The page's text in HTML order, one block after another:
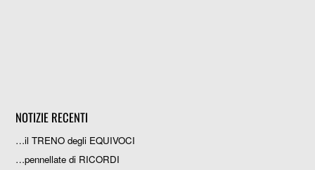
NOTIZIE RECENTI
…il TRENO degli EQUIVOCI
…pennellate di RICORDI